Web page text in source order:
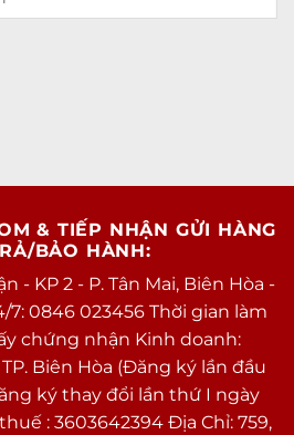
& TIẾP NHẬN GỬI HÀNG
BẢO HÀNH:
- KP 2 - P. Tân Mai, Biên Hòa -
0846 023456 Thời gian làm
chứng nhận Kinh doanh:
Biên Hòa (Đăng ký lần đầu
ký thay đổi lần thứ I ngày
: 3603642394 Địa Chỉ: 759,